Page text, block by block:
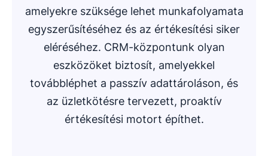
amelyekre szüksége lehet munkafolyamata
egyszerűsítéséhez és az értékesítési siker
eléréséhez. CRM-központunk olyan
eszközöket biztosít, amelyekkel
továbbléphet a passzív adattároláson, és
az üzletkötésre tervezett, proaktív
értékesítési motort építhet.